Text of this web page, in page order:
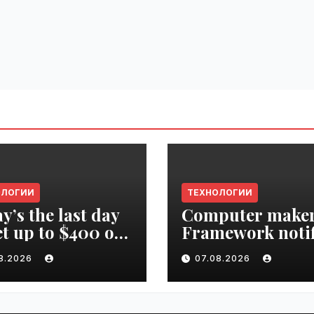
the last day
up to $400 off
2026 ticket |
ТЕХНОЛОГИИ
Computer
Framework
‘all customers’ of
data breach |
VseTime.ru
07.08.2026